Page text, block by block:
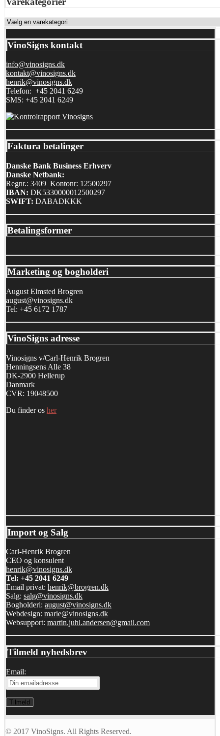
VinoSigns kontakt
info@vinosigns.dk
kontakt@vinosigns.dk
henrik@vinosigns.dk
Telefon: +45 2041 6249
SMS: +45 2041 6249
Faktura betalinger
Danske Bank Business Erhverv
Danske Netbank:
Regnr.: 3409 Kontonr: 12500297
IBAN: DK5330000012500297
SWIFT: DABADKKK
Betalingsformer
Marketing og bogholderi
August Elmsted Brogren
august@vinosigns.dk
Tel: +45 6172 1787
VinoSigns adresse
Vinosigns v/Carl-Henrik Brogren
Henningsens Alle 38
DK-2900 Hellerup
Danmark
CVR: 19048500
Du finder os her
Import og Salg
Carl-Henrik Brogren
CEO og konsulent
henrik@vinosigns.dk
Tel: +45 2041 6249
Email privat: henrik@brogren.dk
Salg: salg@vinosigns.dk
Bogholderi: august@vinosigns.dk
Webdesign: marie@vinosigns.dk
Websupport: martin.juhl.andersen@gmail.com
Tilmeld nyhedsbrev
Email:
© 2017 VinoSigns. All Rights Reserved.